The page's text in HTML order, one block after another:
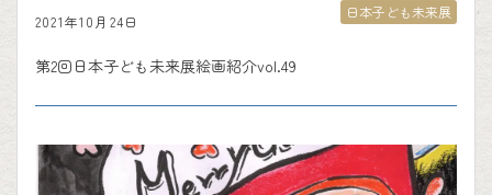
2021年10月24日
第2回日本子ども未来展絵画紹介vol.49
日本子ども未来展